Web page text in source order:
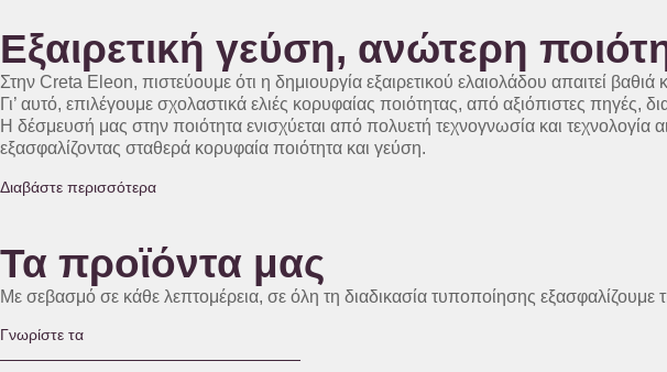
Εξαιρετική γεύση, ανώτερη
Στην Creta Eleon, πιστεύουμε ότι η δημιουργία εξαιρετικού ελαιολάδου απαιτεί
Γι’ αυτό, επιλέγουμε σχολαστικά ελιές κορυφαίας ποιότητας, από αξιόπιστες πηγές,
Η δέσμευσή μας στην ποιότητα ενισχύεται από πολυετή τεχνογνωσία και
εξασφαλίζοντας σταθερά κορυφαία ποιότητα και γεύση.
Διαβάστε περισσότερα
Τα προϊόντα μας
Με σεβασμό σε κάθε λεπτομέρεια, σε όλη τη διαδικασία τυποποίησης εξασφαλίζουμε
Γνωρίστε τα